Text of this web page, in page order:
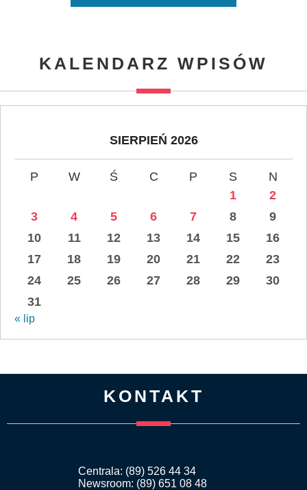
KALENDARZ WPISÓW
SIERPIEŃ 2026
P W Ś C P S
N
1
2
3
4 5 6 7 8
9
10
11 12 13 14 15
16
17
18 19 20 21 22
23
24
25 26 27 28 29
30
31
« lip
KONTAKT
Centrala: (89) 526 44 34
Newsroom: (89) 651 08 48